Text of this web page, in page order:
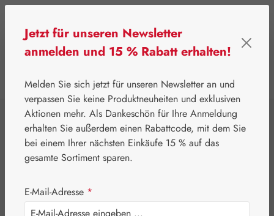
⌂ Gall Pharma Aminosäuren
L-Tyrosin 500 mg
GPH Kapseln
Jetzt für unseren Newsletter
anmelden und 15 % Rabatt erhalten!
Melden Sie sich jetzt für unseren Newsletter an und
verpassen Sie keine Produktneuheiten und exklusiven
Aktionen mehr. Als Dankeschön für Ihre Anmeldung
erhalten Sie außerdem einen Rabattcode, mit dem Sie
bei einem Ihrer nächsten Einkäufe 15 % auf das
gesamte Sortiment sparen.
E-Mail-Adresse *